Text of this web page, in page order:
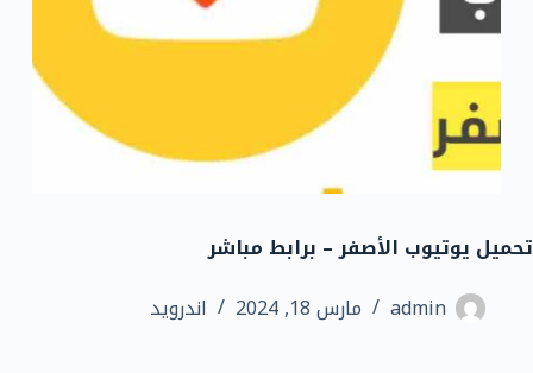
تحميل يوتيوب الأصفر – برابط مباشر
admin
مارس 18, 2024 اندرويد